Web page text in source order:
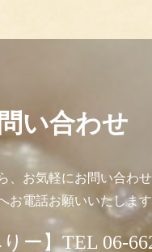
い合わせ
お気軽にお問い合わせ
電話お願いいたします
ー】TEL 06-